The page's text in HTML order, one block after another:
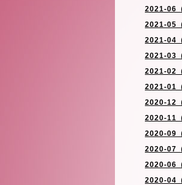
2021-06
2021-05
2021-04
2021-03
2021-02
2021-01
2020-12
2020-11
2020-09
2020-07
2020-06
2020-04